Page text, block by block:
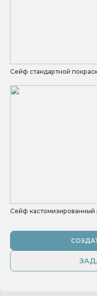
Сейф стандартной
Сейф кастомизированный